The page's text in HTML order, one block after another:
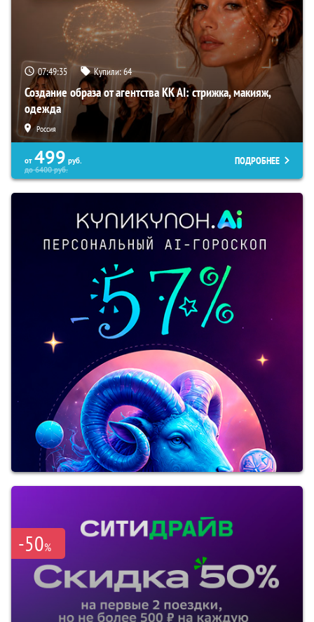
07:49:34 Купили:64
Создание образа от агентства KK AI: стрижка, макияж,
одежда
Россия
от 499 руб.
до6400руб.
ПОДРОБНЕЕ
-50%